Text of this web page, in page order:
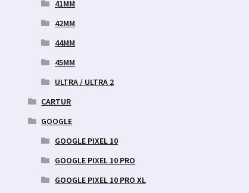
41MM
42MM
44MM
45MM
ULTRA / ULTRA 2
CARTUR
GOOGLE
GOOGLE PIXEL 10
GOOGLE PIXEL 10 PRO
GOOGLE PIXEL 10 PRO XL